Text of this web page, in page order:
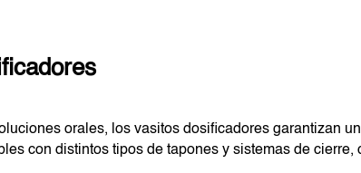
orales, los vasitos dosificadores garantizan
con distintos tipos de tapones y sistemas de